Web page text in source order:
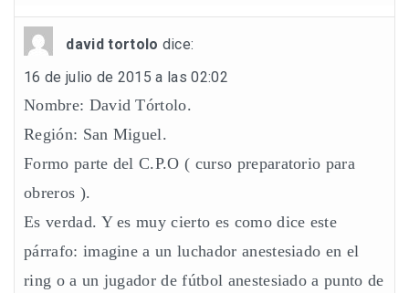
david tortolo dice:
16 de julio de 2015 a las 02:02
Nombre: David Tórtolo.
Región: San Miguel.
Formo parte del C.P.O ( curso preparatorio para
obreros ).
Es verdad. Y es muy cierto es como dice este
párrafo: imagine a un luchador anestesiado en el
ring o a un jugador de fútbol anestesiado a punto de